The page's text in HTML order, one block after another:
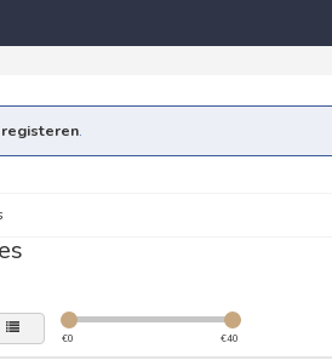
registeren.
€0 €40